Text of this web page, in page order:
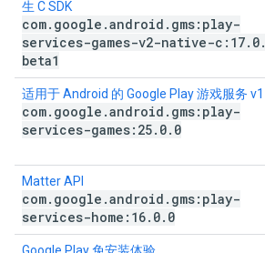
生 C SDK
com. google .android . gms:play-
services-games-v2-native-c:17. 0.
beta1
适用于 Android 的 Google Play 游戏服务 v1
com. google .android . gms:play-
services-games:25. 0. 0
Matter API
com. google .android . gms:play-
services-home:16. 0. 0